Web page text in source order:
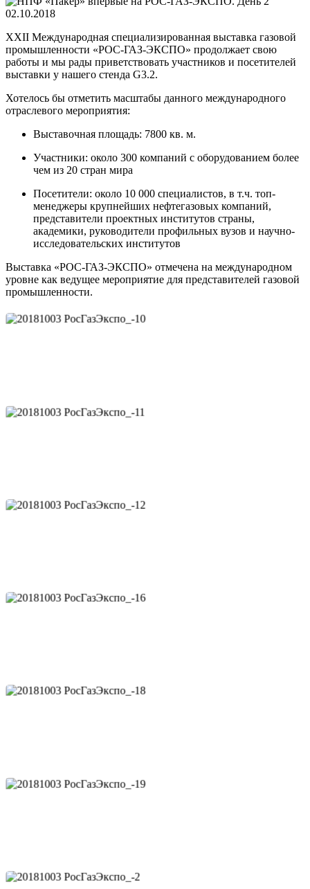
02.10.2018
XXII Международная специализированная выставка газовой
промышленности «РОС-ГАЗ-ЭКСПО» продолжает свою
работы и мы рады приветствовать участников и посетителей
выставки у нашего стенда G3.2.
Хотелось бы отметить масштабы данного международного
отраслевого мероприятия:
Выставочная площадь: 7800 кв. м.
Участники: около 300 компаний с оборудованием более
чем из 20 стран мира
Посетители: около 10 000 специалистов, в т.ч. топ-
менеджеры крупнейших нефтегазовых компаний,
представители проектных институтов страны,
академики, руководители профильных вузов и научно-
исследовательских институтов
Выставка «РОС-ГАЗ-ЭКСПО» отмечена на международном
уровне как ведущее мероприятие для представителей газовой
промышленности.